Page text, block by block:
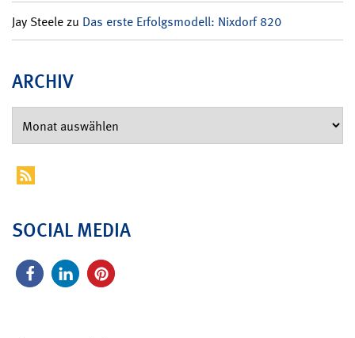
Jay Steelezu Das erste Erfolgsmodell: Nixdorf 820
ARCHIV
SOCIAL MEDIA